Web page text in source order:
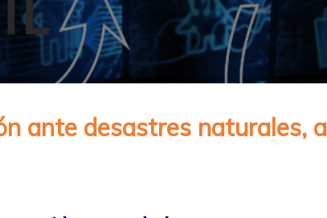
ante desastres naturales,